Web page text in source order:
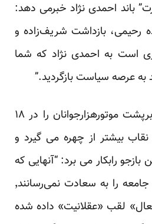
باند احمدی نژاد خبرمی دهد:
رحیمی، بازداشت شریف‌زاده و
است به احمدی نژاد که شما
به عرصه سیاست بازگردید.”
محمد باقر قالیباف که برپشت موتورهزارجوانان را در ۱۸
بیشتر از چهره می گیرد و
بازجو رابکار می برد: “آنهایی که
دنبال «تعادل» هستند جامعه را به سعادت نمی‌رسانند٬
لقب «عقلانیت» داده شده